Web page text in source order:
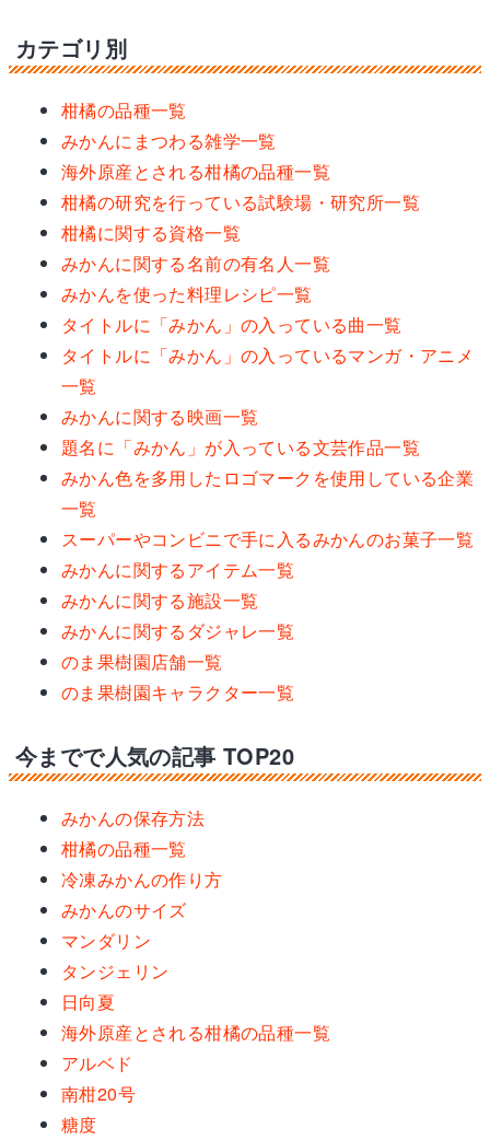
カテゴリ別
柑橘の品種一覧
みかんにまつわる雑学一覧
海外原産とされる柑橘の品種一覧
柑橘の研究を行っている試験場・研究所一覧
柑橘に関する資格一覧
みかんに関する名前の有名人一覧
みかんを使った料理レシピ一覧
タイトルに「みかん」の入っている曲一覧
タイトルに「みかん」の入っているマンガ・アニメ
一覧
みかんに関する映画一覧
題名に「みかん」が入っている文芸作品一覧
みかん色を多用したロゴマークを使用している企業
一覧
スーパーやコンビニで手に入るみかんのお菓子一覧
みかんに関するアイテム一覧
みかんに関する施設一覧
みかんに関するダジャレ一覧
のま果樹園店舗一覧
のま果樹園キャラクター一覧
今までで人気の記事 TOP20
みかんの保存方法
柑橘の品種一覧
冷凍みかんの作り方
みかんのサイズ
マンダリン
タンジェリン
日向夏
海外原産とされる柑橘の品種一覧
アルベド
南柑20号
糖度